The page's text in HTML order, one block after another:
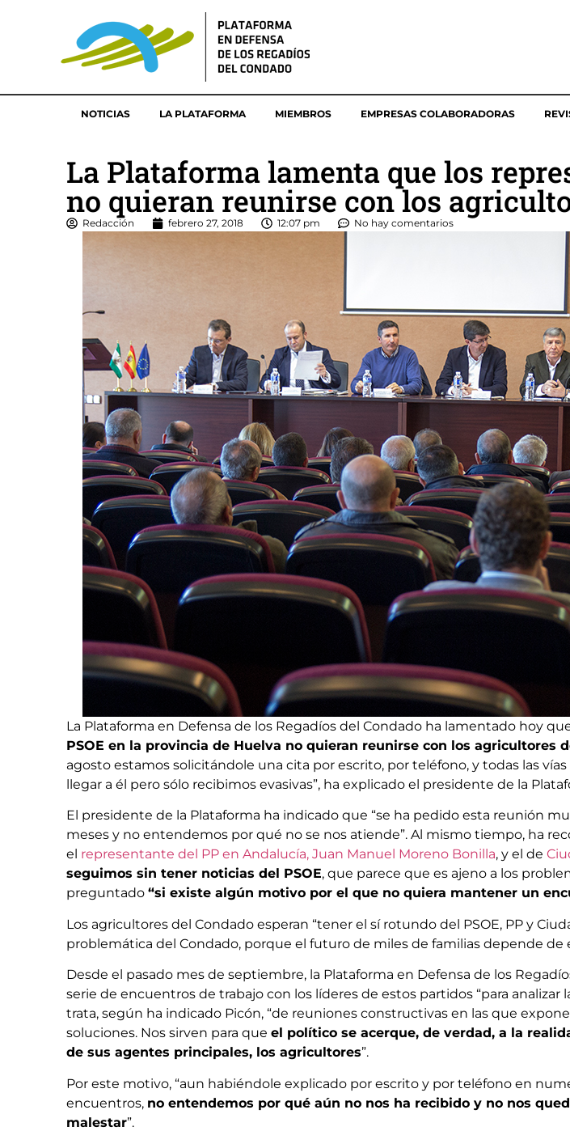
NOTICIAS LA PLATAFORMA MIEMBROS EMPRESAS COLABORADORAS
La Plataforma lamenta que los
no quieran reunirse con los
Redacción febrero 27, 2018 12:07 pm No hay comentarios
La Plataforma en Defensa de los Regadíos del Condado ha lamentado hoy
PSOE en la provincia de Huelva no quieran reunirse con los agricultores
agosto estamos solicitándole una cita por escrito, por teléfono, y todas las
llegar a él pero sólo recibimos evasivas”, ha explicado el presidente de la
El presidente de la Plataforma ha indicado que “se ha pedido esta reunión
meses y no entendemos por qué no se nos atiende”. Al mismo tiempo, ha
el representante del PP en Andalucía, Juan Manuel Moreno Bonilla, y el de
seguimos sin tener noticias del PSOE, que parece que es ajeno a los
preguntado “si existe algún motivo por el que no quiera mantener un
Los agricultores del Condado esperan “tener el sí rotundo del PSOE, PP y
problemática del Condado, porque el futuro de miles de familias depende de
Desde el pasado mes de septiembre, la Plataforma en Defensa de los
serie de encuentros de trabajo con los líderes de estos partidos “para analizar
trata, según ha indicado Picón, “de reuniones constructivas en las que
soluciones. Nos sirven para que el político se acerque, de verdad, a la
de sus agentes principales, los agricultores”.
Por este motivo, “aun habiéndole explicado por escrito y por teléfono en
encuentros, no entendemos por qué aún no nos ha recibido y no nos
malestar”.